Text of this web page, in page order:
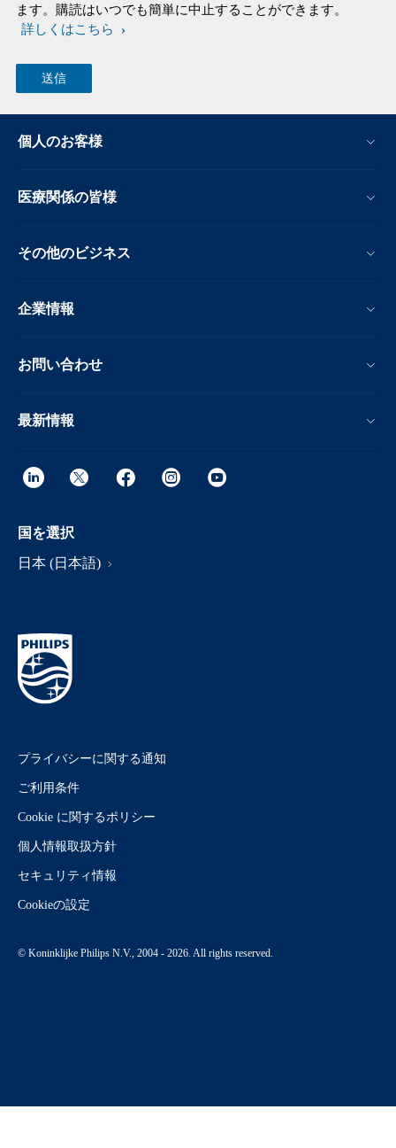
ます。購読はいつでも簡単に中止することができます。
詳しくはこちら
個人のお客様
医療関係の皆様
その他のビジネス
企業情報
お問い合わせ
最新情報
国を選択
日本 (日本語)
プライバシーに関する通知
ご利用条件
Cookie に関するポリシー
個人情報取扱方針
セキュリティ情報
Cookieの設定
© Koninklijke Philips N.V., 2004 - 2026. All rights reserved.